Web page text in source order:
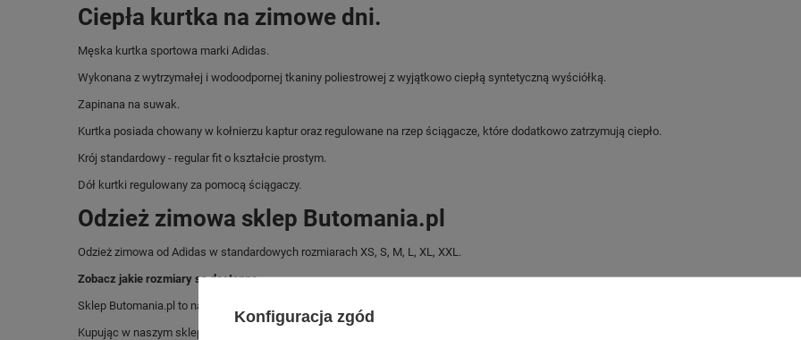
Ciepła kurtka na zimowe dni.
Męska kurtka sportowa marki Adidas.
Wykonana z wytrzymałej i wodoodpornej tkaniny poliestrowej z wyjątkowo ciepłą syntetyczną wyściółką.
Zapinana na suwak.
Kurtka posiada chowany w kołnierzu kaptur oraz regulowane na rzep ściągacze, które dodatkowo zatrzymują ciepło.
Krój standardowy - regular fit o kształcie prostym.
Dół kurtki regulowany za pomocą ściągaczy.
Odzież zimowa sklep Butomania.pl
Odzież zimowa od Adidas w standardowych rozmiarach XS, S, M, L, XL, XXL.
Zobacz jakie rozmiary są dostępne.
Sklep Butomania.pl to największy wybór obuwia sportowego dla całej Twojej rodziny.
Kupując w naszym sklepie internetowym masz gwarancję, że towar jest oryginalny i pochodzi z oficjalnej sieci dystrybucyjnej.
Konfiguracja zgód